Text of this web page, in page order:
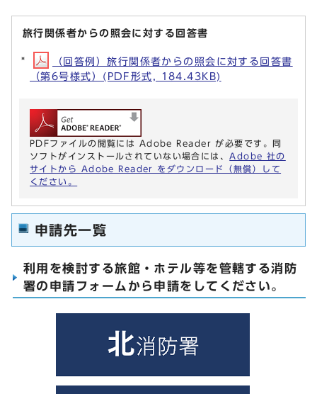
旅行関係者からの照会に対する回答書
（回答例）旅行関係者からの照会に対する回答書
（第6号様式）(PDF形式, 184.43KB)
PDFファイルの閲覧には Adobe Reader が必要です。同
ソフトがインストールされていない場合には、 Adobe 社の
サイトから Adobe Reader をダウンロード（無償）して
ください。
申請先一覧
利用を検討する旅館・ホテル等を管轄する消防
署の申請フォームから申請をしてください。